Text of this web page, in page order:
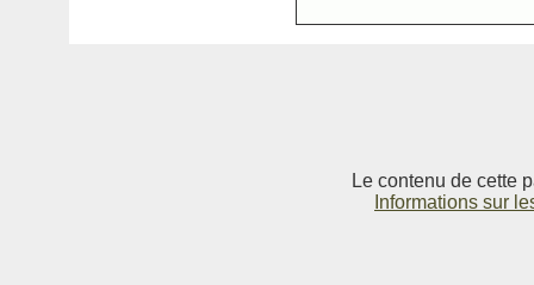
Le contenu de cette
Informations sur